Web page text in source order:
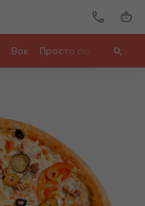
Вок Просто поесть